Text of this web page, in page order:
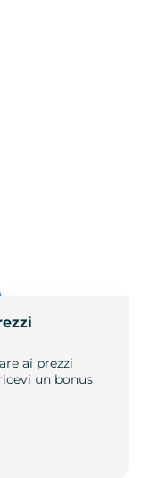
ai prezzi
un bonus